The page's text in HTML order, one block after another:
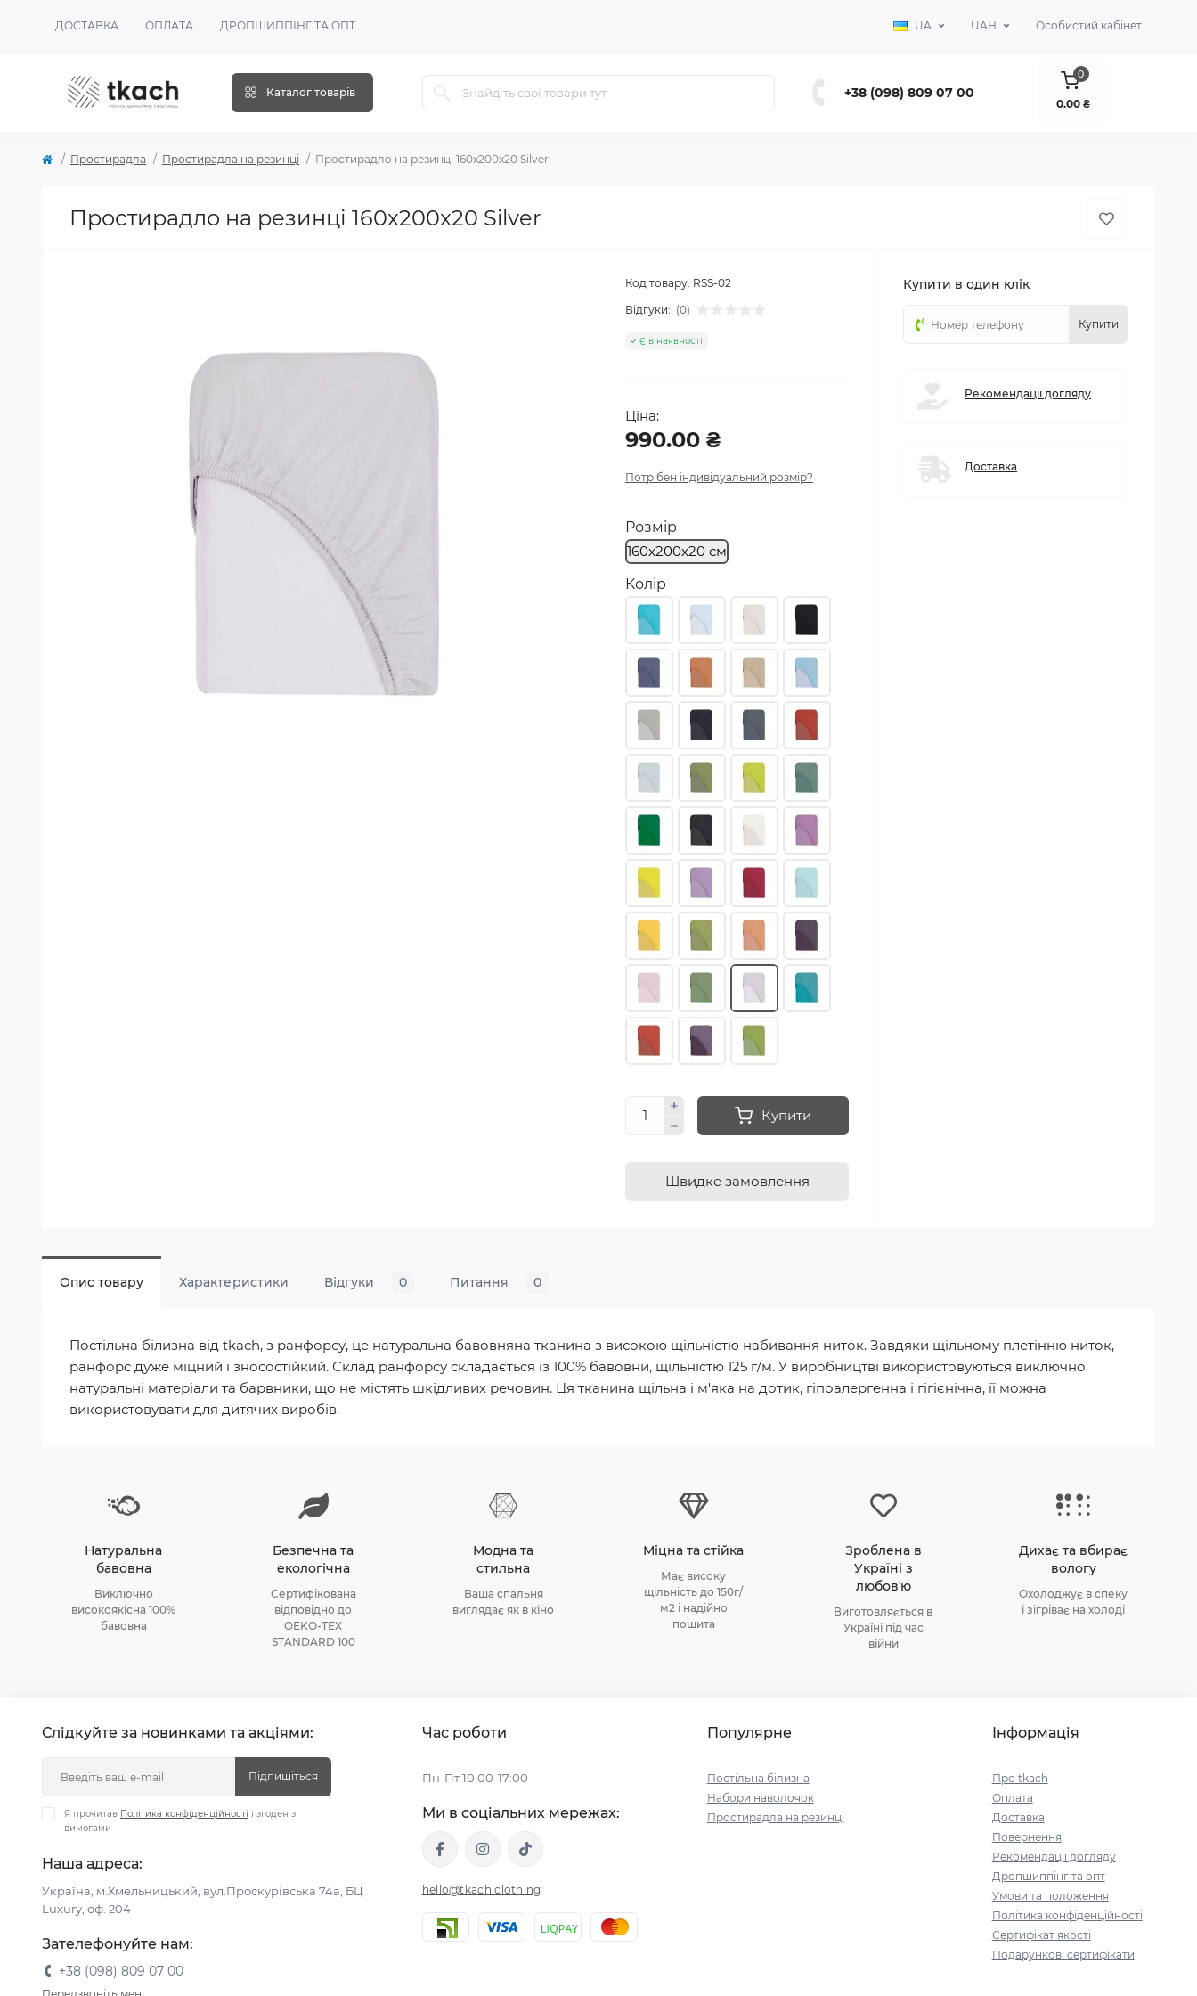
ДОСТАВКА ОПЛАТА ДРОПШИППІНГ ТА ОПТ UA UAH Особистий кабінет
Каталог товарів +38 (098) 809 07 00
0
0.00 ₴
Простирадла Простирадла на резинці Простирадло на резинці 160x200x20 Silver
Простирадло на резинці 160x200x20 Silver
Код товару: RSS-02
Відгуки: (0)
Є в наявності
Ціна:
990.00 ₴
Потрібен індивідуальний розмір?
Розмір
160х200х20 см
Колір
Купити
Швидке замовлення
Купити в один клік
Купити
Рекомендації догляду
Доставка
Опис товару Характеристики Відгуки 0 Питання 0
Постільна білизна від tkach, з ранфорсу, це натуральна бавовняна тканина з високою щільністю набивання ниток. Завдяки щільному плетінню ниток,
ранфорс дуже міцний і зносостійкий. Склад ранфорсу складається із 100% бавовни, щільністю 125 г/м. У виробництві використовуються виключно
натуральні матеріали та барвники, що не містять шкідливих речовин. Ця тканина щільна і м'яка на дотик, гіпоалергенна і гігієнічна, її можна
використовувати для дитячих виробів.
Натуральна
бавовна
Виключно
високоякісна 100%
бавовна
Безпечна та
екологічна
Сертифікована
відповідно до
OEKO-TEX
STANDARD 100
Модна та
стильна
Ваша спальня
виглядає як в кіно
Міцна та стійка
Має високу
щільність до 150г/
м2 і надійно
пошита
Зроблена в
Україні з
любовʼю
Виготовляється в
Україні під час
війни
Дихає та вбирає
вологу
Охолоджує в спеку
і зігріває на холоді
Слідкуйте за новинками та акціями:
Підпишіться
Я прочитав Політика конфіденційності і згоден з
вимогами
Наша адреса:
Україна, м.Хмельницький, вул.Проскурівська 74а, БЦ
Luxury, оф. 204
Зателефонуйте нам:
+38 (098) 809 07 00
Час роботи
Пн-Пт 10:00-17:00
Ми в соціальних мережах:
hello@tkach.clothing
Популярне
Постільна білизна
Набори наволочок
Простирадла на резинці
Інформація
Про tkach
Оплата
Доставка
Повернення
Рекомендації догляду
Дропшиппінг та опт
Умови та положення
Політика конфіденційності
Сертифікат якості
Подарункові сертифікати